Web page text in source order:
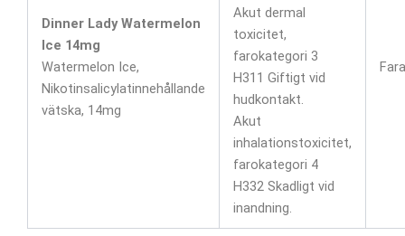
Dinner Lady Watermelon
Ice 14mg
Watermelon Ice,
Nikotinsalicylatinnehållande
vätska, 14mg
Akut dermal
toxicitet,
farokategori 3
H311 Giftigt vid
hudkontakt.
Akut
inhalationstoxicitet,
farokategori 4
H332 Skadligt vid
inandning.
Fara